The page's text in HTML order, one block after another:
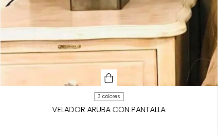
3 colores
VELADOR ARUBA CON PANTALLA